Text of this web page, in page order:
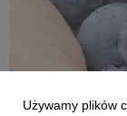
Używamy plików